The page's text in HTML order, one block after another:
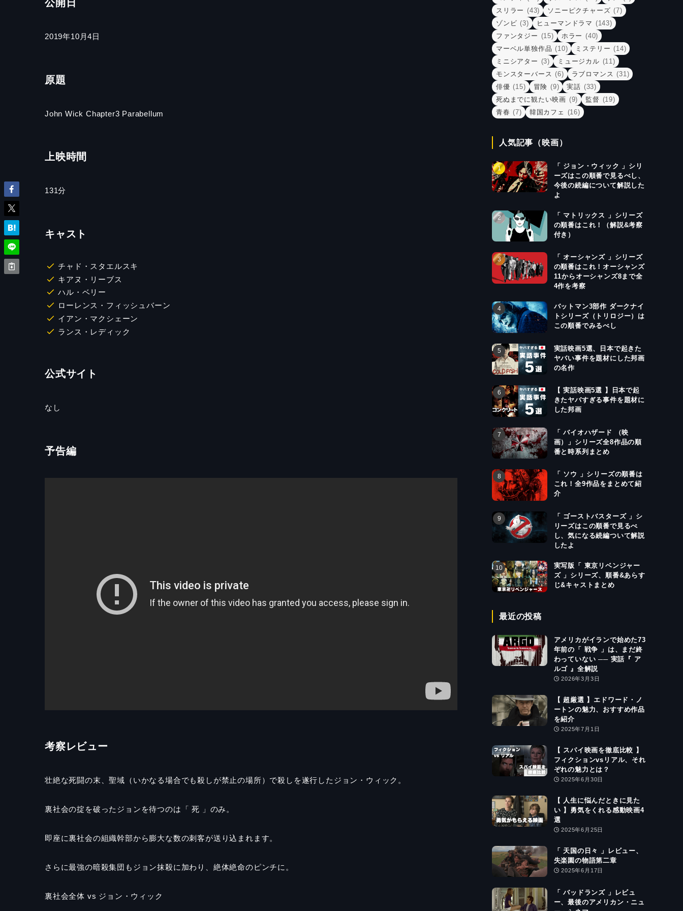
公開日
2019年10月4日
原題
John Wick Chapter3 Parabellum
上映時間
131分
キャスト
チャド・スタエルスキ
キアヌ・リーブス
ハル・ベリー
ローレンス・フィッシュバーン
イアン・マクシェーン
ランス・レディック
公式サイト
なし
予告編
考察レビュー
壮絶な死闘の末、聖域（いかなる場合でも殺しが禁止の場所）で殺しを遂行したジョン・ウィック。
裏社会の掟を破ったジョンを待つのは「 死 」のみ。
即座に裏社会の組織幹部から膨大な数の刺客が送り込まれます。
さらに最強の暗殺集団もジョン抹殺に加わり、絶体絶命のピンチに。
裏社会全体 vs ジョン・ウィック
スリラー (43) ソニーピクチャーズ (7)
ゾンビ (3) ヒューマンドラマ (143)
ファンタジー (15) ホラー (40)
マーベル単独作品 (10) ミステリー (14)
ミニシアター (3) ミュージカル (11)
モンスターバース (6) ラブロマンス (31)
俳優 (15) 冒険 (9) 実話 (33)
死ぬまでに観たい映画 (9) 監督 (19)
青春 (7) 韓国カフェ (16)
人気記事（映画）
「 ジョン・ウィック 」シリ
ーズはこの順番で見るべし、
今後の続編について解説した
よ
「 マトリックス 」シリーズ
の順番はこれ！（解説&考察
付き）
「 オーシャンズ 」シリーズ
の順番はこれ！オーシャンズ
11からオーシャンズ8まで全
4作を考察
バットマン3部作 ダークナイ
トシリーズ（トリロジー）は
この順番でみるべし
実話映画5選、日本で起きた
ヤバい事件を題材にした邦画
の名作
【 実話映画5選 】日本で起
きたヤバすぎる事件を題材に
した邦画
「 バイオハザード （映
画）」シリーズ全8作品の順
番と時系列まとめ
「 ソウ 」シリーズの順番は
これ！全9作品をまとめて紹
介
「 ゴーストバスターズ 」シ
リーズはこの順番で見るべ
し、気になる続編ついて解説
したよ
実写版「 東京リベンジャー
ズ 」シリーズ、順番&あらす
じ&キャストまとめ
最近の投稿
アメリカがイランで始めた73
年前の「 戦争 」は、まだ終
わっていない ── 実話『 ア
ルゴ 』全解説
2026年3月3日
【 超厳選 】エドワード・ノ
ートンの魅力、おすすめ作品
を紹介
2025年7月1日
【 スパイ映画を徹底比較 】
フィクションvsリアル、それ
ぞれの魅力とは？
2025年6月30日
【 人生に悩んだときに見た
い 】勇気をくれる感動映画4
選
2025年6月25日
「 天国の日々 」レビュー、
失楽園の物語第二章
2025年6月17日
「 バッドランズ 」レビュ
ー、最後のアメリカン・ニュ